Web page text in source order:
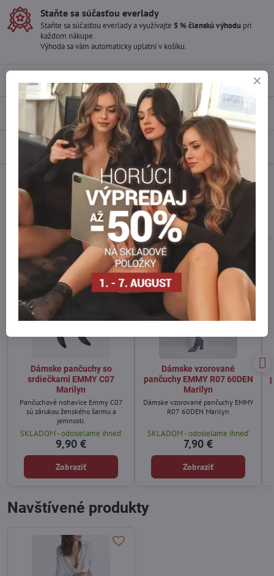
Staňte sa súčasťou everlady
Staňte sa súčasťou everlady a využívajte 5 % členskú výhodu pri
každom nákupe.
Výhoda sa vám automaticky uplatní v košíku.
Popis
0
Diskusia 0
TwitterBlueskyPinterestReddit LinkedInWhatsApp
E-
Podobné produkty
Dámske pančuchy so
srdiečkami EMMY C07
Marilyn
Pančuchové nohavice Emmy C07
sú zárukou ženského šarmu a
jemnosti.
SKLADOM - odosielame ihneď
9,90 €
Zobraziť
Dámske vzorované
pančuchy EMMY R07 60DEN
Marilyn
Dámske vzorované pančuchy EMMY
R07 60DEN Marilyn
SKLADOM - odosielame ihneď
7,90 €
Zobraziť
Navštívené produkty